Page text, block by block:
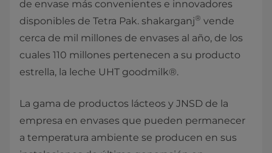
de envase más convenientes e innovadores
disponibles de Tetra Pak. shakarganj® vende
cerca de mil millones de envases al año, de los
cuales 110 millones pertenecen a su producto
estrella, la leche UHT goodmilk®.
La gama de productos lácteos y JNSD de la
empresa en envases que pueden permanecer
a temperatura ambiente se producen en sus